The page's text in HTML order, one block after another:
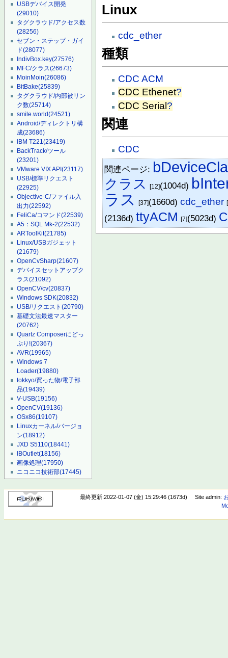
USBデバイス開発
(29010)
タグクラウド/アクセス数
(28256)
セブン・ステップ・ガイ
ド(28077)
IndivBox.key(27576)
MFC/クラス(26673)
MoinMoin(26086)
BitBake(25839)
タグクラウド/内部被リン
ク数(25714)
smile.world(24521)
Android/ディレクトリ構
成(23686)
IBM T221(23419)
BackTrack/ツール
(23201)
VMware VIX API(23117)
USB/標準リクエスト
(22925)
Objective-C/ファイル入
出力(22592)
FeliCa/コマンド(22539)
A5：SQL Mk-2(22532)
ARToolKit(21785)
Linux/USBガジェット
(21679)
OpenCvSharp(21607)
デバイスセットアップク
ラス(21092)
OpenCV/cv(20837)
Windows SDK(20832)
USB/リクエスト(20790)
基礎文法最速マスター
(20762)
Quartz Composerにどっ
ぷり!(20367)
AVR(19965)
Windows 7
Loader(19880)
tokkyo/買った物/電子部
品(19439)
V-USB(19156)
OpenCV(19136)
OSx86(19107)
Linuxカーネル/バージョ
ン(18912)
JXD S5110(18441)
IBOutlet(18156)
画像処理(17950)
ニコニコ技術部(17445)
Linux
cdc_ether
種類
CDC ACM
CDC Ethenet?
CDC Serial?
関連
CDC
関連ページ:
クラス [12](1004d)
ラス
[37](1660d)cdc_ether
(2136d)ttyACM [7](5023d)
最終更新:2022-01-07 (金) 15:29:46 (1673d) Site admin: